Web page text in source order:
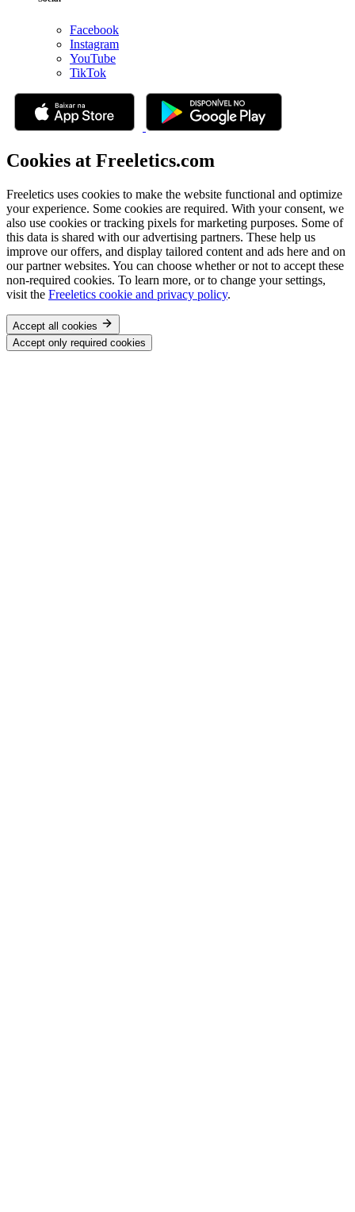
Facebook
Instagram
YouTube
TikTok
Cookies at Freeletics.com
Freeletics uses cookies to make the website functional and optimize
your experience. Some cookies are required. With your consent, we
also use cookies or tracking pixels for marketing purposes. Some of
this data is shared with our advertising partners. These help us
improve our offers, and display tailored content and ads here and on
our partner websites. You can choose whether or not to accept these
non-required cookies. To learn more, or to change your settings,
visit the Freeletics cookie and privacy policy.
Accept all cookies
Accept only required cookies